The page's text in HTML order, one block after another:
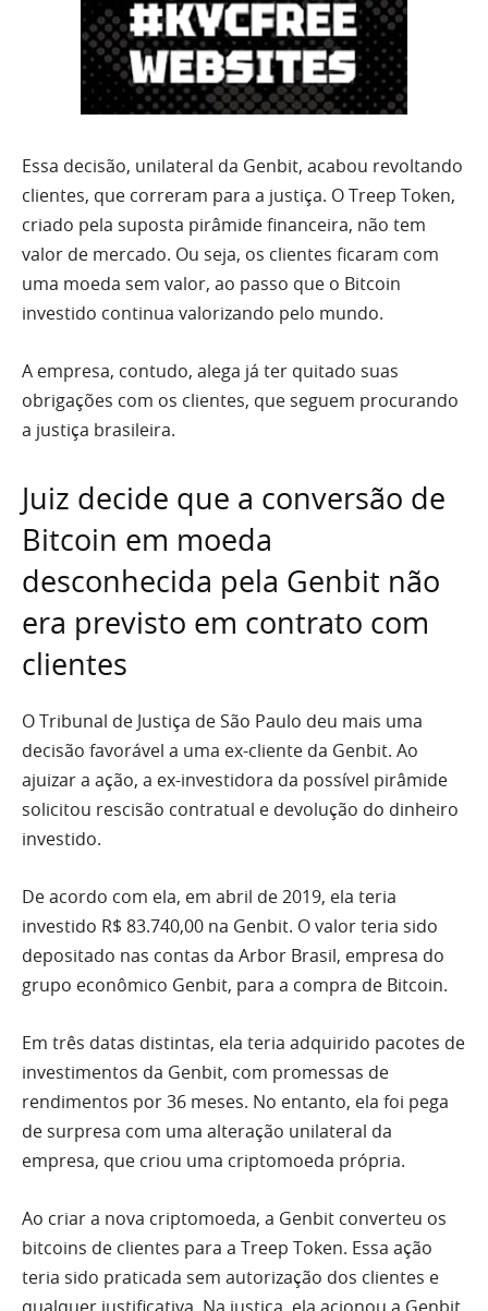
Essa decisão, unilateral da Genbit, acabou revoltando
clientes, que correram para a justiça. O Treep Token,
criado pela suposta pirâmide financeira, não tem
valor de mercado. Ou seja, os clientes ficaram com
uma moeda sem valor, ao passo que o Bitcoin
investido continua valorizando pelo mundo.
A empresa, contudo, alega já ter quitado suas
obrigações com os clientes, que seguem procurando
a justiça brasileira.
Juiz decide que a conversão de
Bitcoin em moeda
desconhecida pela Genbit não
era previsto em contrato com
clientes
O Tribunal de Justiça de São Paulo deu mais uma
decisão favorável a uma ex-cliente da Genbit. Ao
ajuizar a ação, a ex-investidora da possível pirâmide
solicitou rescisão contratual e devolução do dinheiro
investido.
De acordo com ela, em abril de 2019, ela teria
investido R$ 83.740,00 na Genbit. O valor teria sido
depositado nas contas da Arbor Brasil, empresa do
grupo econômico Genbit, para a compra de Bitcoin.
Em três datas distintas, ela teria adquirido pacotes de
investimentos da Genbit, com promessas de
rendimentos por 36 meses. No entanto, ela foi pega
de surpresa com uma alteração unilateral da
empresa, que criou uma criptomoeda própria.
Ao criar a nova criptomoeda, a Genbit converteu os
bitcoins de clientes para a Treep Token. Essa ação
teria sido praticada sem autorização dos clientes e